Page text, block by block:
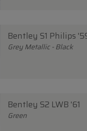
Bentley S1 Philips
Grey Metallic - Black
Bentley S2 LWB '61
Green